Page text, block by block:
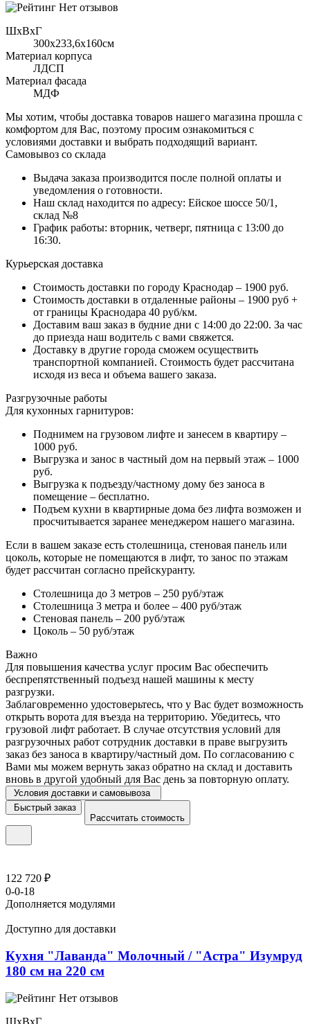
Нет отзывов
ШхВхГ
300x233,6х160см
Материал корпуса
ЛДСП
Материал фасада
МДФ
Мы хотим, чтобы доставка товаров нашего магазина прошла с
комфортом для Вас, поэтому просим ознакомиться с
условиями доставки и выбрать подходящий вариант.
Самовывоз со склада
Выдача заказа производится после полной оплаты и
уведомления о готовности.
Наш склад находится по адресу: Ейское шоссе 50/1,
склад №8
График работы: вторник, четверг, пятница с 13:00 до
16:30.
Курьерская доставка
Стоимость доставки по городу Краснодар – 1900 руб.
Стоимость доставки в отдаленные районы – 1900 руб +
от границы Краснодара 40 руб/км.
Доставим ваш заказ в будние дни с 14:00 до 22:00. За час
до приезда наш водитель с вами свяжется.
Доставку в другие города сможем осуществить
транспортной компанией. Стоимость будет рассчитана
исходя из веса и объема вашего заказа.
Разгрузочные работы
Для кухонных гарнитуров:
Поднимем на грузовом лифте и занесем в квартиру –
1000 руб.
Выгрузка и занос в частный дом на первый этаж – 1000
руб.
Выгрузка к подъезду/частному дому без заноса в
помещение – бесплатно.
Подъем кухни в квартирные дома без лифта возможен и
просчитывается заранее менеджером нашего магазина.
Если в вашем заказе есть столешница, стеновая панель или
цоколь, которые не помещаются в лифт, то занос по этажам
будет рассчитан согласно прейскуранту.
Столешница до 3 метров – 250 руб/этаж
Столешница 3 метра и более – 400 руб/этаж
Стеновая панель – 200 руб/этаж
Цоколь – 50 руб/этаж
Важно
Для повышения качества услуг просим Вас обеспечить
беспрепятственный подъезд нашей машины к месту
разгрузки.
Заблаговременно удостоверьтесь, что у Вас будет возможность
открыть ворота для въезда на территорию. Убедитесь, что
грузовой лифт работает. В случае отсутствия условий для
разгрузочных работ сотрудник доставки в праве выгрузить
заказ без заноса в квартиру/частный дом. По согласованию с
Вами мы можем вернуть заказ обратно на склад и доставить
вновь в другой удобный для Вас день за повторную оплату.
Условия доставки и самовывоза
Быстрый заказ
Рассчитать стоимость
122 720 ₽
0-0-18
Дополняется модулями
Доступно для доставки
Кухня "Лаванда" Молочный / "Астра" Изумруд
180 см на 220 см
Нет отзывов
ШхВхГ